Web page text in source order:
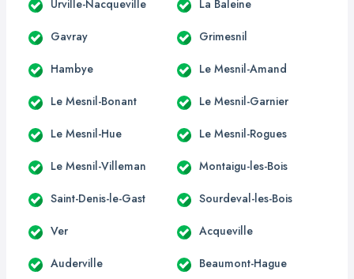
Urville-Nacqueville La Baleine
Gavray Grimesnil
Hambye Le Mesnil-Amand
Le Mesnil-Bonant Le Mesnil-Garnier
Le Mesnil-Hue Le Mesnil-Rogues
Le Mesnil-Villeman Montaigu-les-Bois
Saint-Denis-le-Gast Sourdeval-les-Bois
Ver Acqueville
Auderville Beaumont-Hague